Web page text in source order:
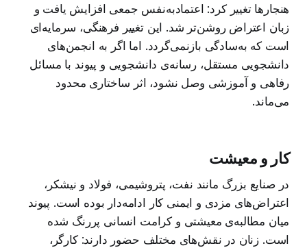
هنجارها تغییر کرد: اعتمادبه‌نفس جمعی افزایش یافت و
زبان اعتراض روشن‌تر شد. این تغییر فرهنگی، سرمایه‌ای
است که به‌سادگی بازنمی‌گردد. اما اگر به انجمن‌های
دانشجویی مستقل، رسانه‌ی دانشجویی و پیوند با مسائل
رفاهی و آموزشی وصل نشود، اثر ساختاری محدود
می‌ماند.
کار و معیشت
در صنایع بزرگ مانند نفت، پتروشیمی، فولاد و نیشکر،
اعتراض‌های مزدی و ایمنی کار ادامه‌دار بوده است. پیوند
میان مطالبه‌ی معیشتی و کرامت انسانی پررنگ شده
است. زنان در نقش‌های مختلف حضور دارند: کارگر،